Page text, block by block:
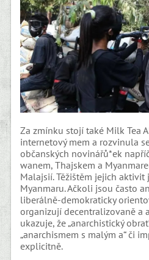
Za zmínku stojí také Milk Tea
internetový mem a rozvinula
občanských novinářů*ek
wanem, Thajskem a
Malajsií. Těžištěm jejich
Myanmaru. Ačkoli jsou často
liberálně-demokraticky
organizují decentralizovaně a
ukazuje, že „anarchistický
„anarchismem s malým a“ či
explicitně.